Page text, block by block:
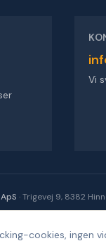
Vi
·Trigevej 9, 8382
cookies, ingen